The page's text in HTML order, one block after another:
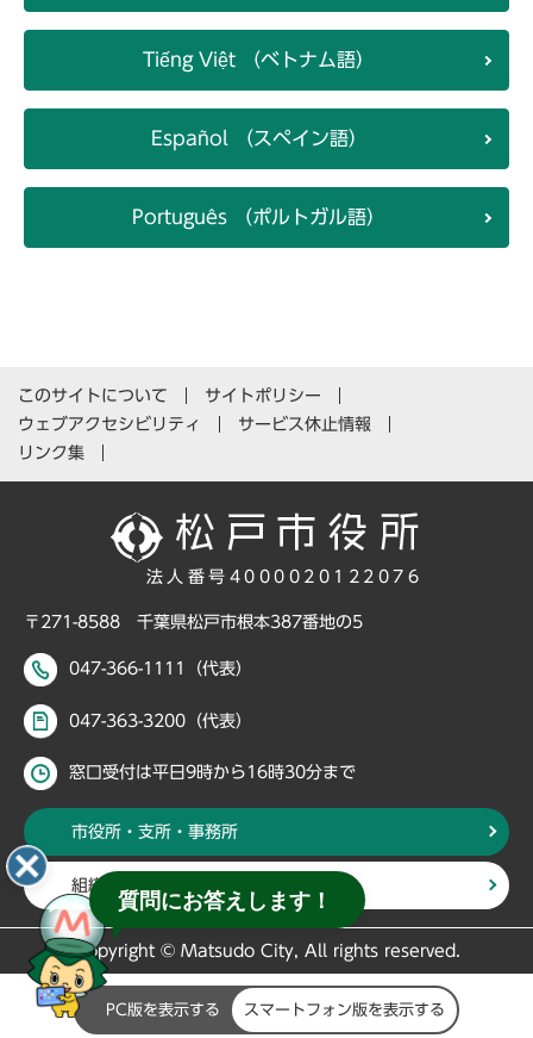
Tiếng Việt （ベトナム語）
Español （スペイン語）
Português （ポルトガル語）
このサイトについて
サイトポリシー
ウェブアクセシビリティ
サービス休止情報
リンク集
法人番号4000020122076
〒271-8588 千葉県松戸市根本387番地の5
047-366-1111（代表）
047-363-3200（代表）
窓口受付は平日9時から16時30分まで
市役所・支所・事務所
組織・部署から探す
Copyright © Matsudo City, All rights reserved.
PC版を表示する スマートフォン版を表示する
質問にお答えします！